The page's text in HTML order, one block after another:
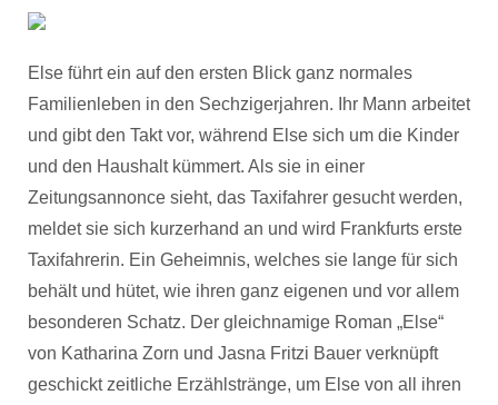
Else führt ein auf den ersten Blick ganz normales
Familienleben in den Sechzigerjahren. Ihr Mann arbeitet
und gibt den Takt vor, während Else sich um die Kinder
und den Haushalt kümmert. Als sie in einer
Zeitungsannonce sieht, das Taxifahrer gesucht werden,
meldet sie sich kurzerhand an und wird Frankfurts erste
Taxifahrerin. Ein Geheimnis, welches sie lange für sich
behält und hütet, wie ihren ganz eigenen und vor allem
besonderen Schatz. Der gleichnamige Roman „Else“
von Katharina Zorn und Jasna Fritzi Bauer verknüpft
geschickt zeitliche Erzählstränge, um Else von all ihren